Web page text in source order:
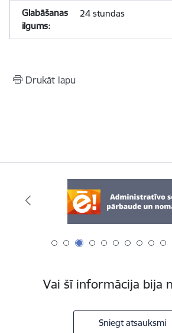
24 stundas
Drukāt lapu
Vai šī informācija bija
Sniegt atsauksmi